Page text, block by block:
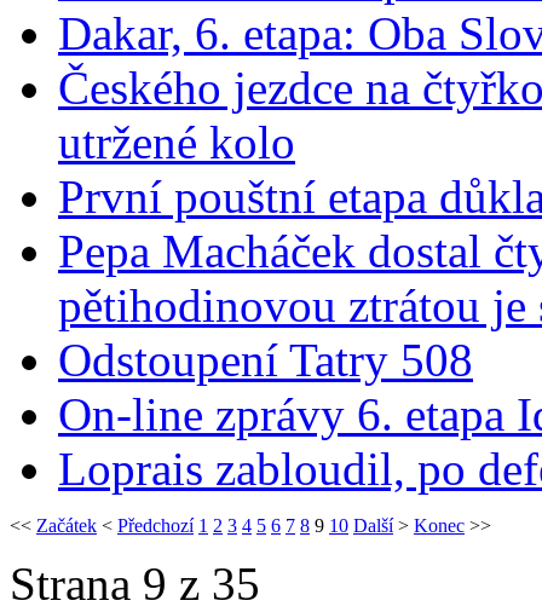
Dakar, 6. etapa: Oba
Českého jezdce na
utržené kolo
První pouštní etapa
Pepa Macháček dostal
pětihodinovou ztrátou je
Odstoupení Tatry 508
On-line zprávy 6. etapa
Loprais zabloudil, po
<< Začátek < Předchozí 1 2 3 4 5 6 7 8 9 10 Další> Konec >>
Strana 9 z 35